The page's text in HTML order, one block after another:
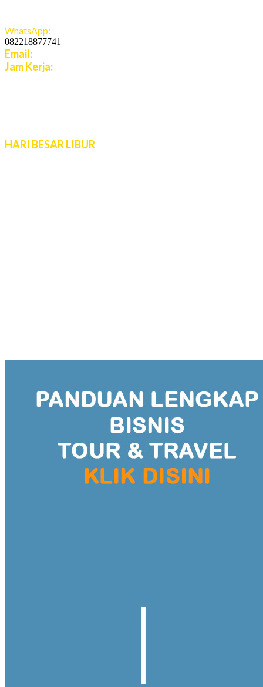
WhatsApp:
082218877741
Email:
Jam Kerja:
HARI BESAR LIBUR